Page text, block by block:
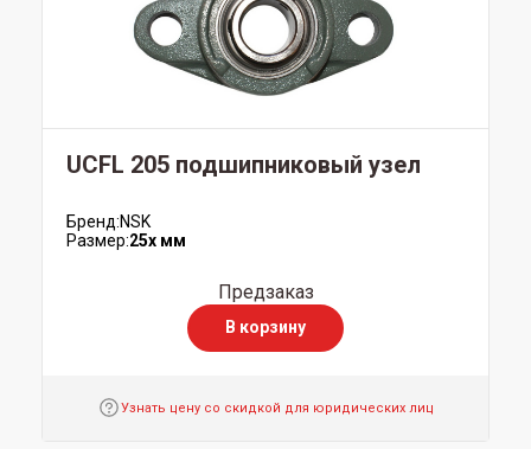
UCFL 205 подшипниковый узел
Бренд:NSK
Размер:25x мм
Предзаказ
В корзину
Узнать цену со скидкой для юридических лиц